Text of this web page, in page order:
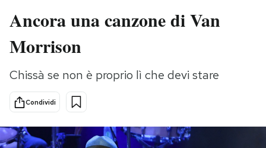
Italia
Politica
Tecnologia
Internet
Scienza
Cultura
Economia
Moda
Storie/Idee
Europa
Altrecose
Ancora una canzone di Van
Morrison
Chissà se non è proprio lì che devi stare
Condividi